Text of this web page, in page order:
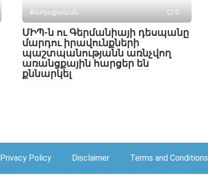
Քաղաքական 0
ՄԻՊ-ն ու Գերմանիայի դեսպանը
մարդու իրավունքների
պաշտպանությանն առնչվող
առանցքային հարցեր են
քննարկել
Privacy Policy Disclaimer Terms and Conditions